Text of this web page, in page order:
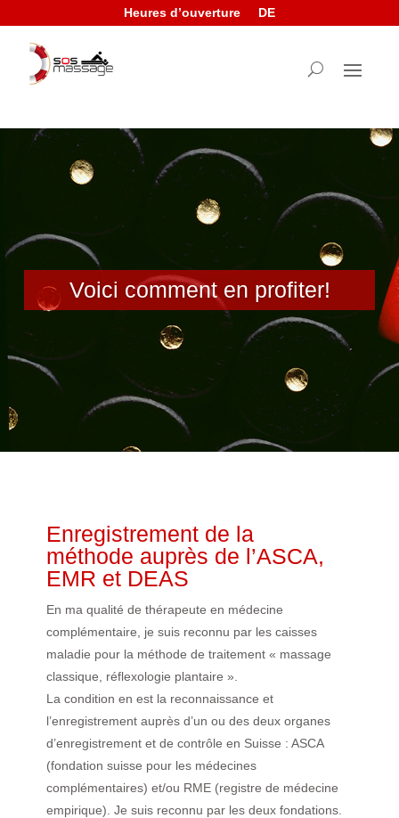
Heures d’ouverture DE
Voici comment en profiter!
Enregistrement de la
méthode auprès de l’ASCA,
EMR et DEAS
En ma qualité de thérapeute en médecine
complémentaire, je suis reconnu par les caisses
maladie pour la méthode de traitement « massage
classique, réflexologie plantaire ».
La condition en est la reconnaissance et
l’enregistrement auprès d’un ou des deux organes
d’enregistrement et de contrôle en Suisse : ASCA
(fondation suisse pour les médecines
complémentaires) et/ou RME (registre de médecine
empirique). Je suis reconnu par les deux fondations.